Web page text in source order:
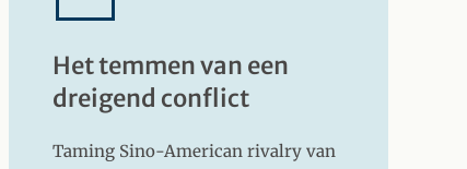
Het temmen van een
dreigend conflict
Taming Sino-American rivalry van